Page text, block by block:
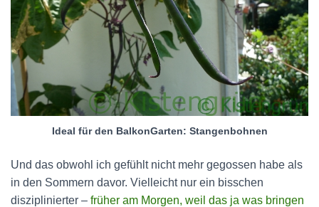
Ideal für den BalkonGarten: Stangenbohnen
Und das obwohl ich gefühlt nicht mehr gegossen habe als
in den Sommern davor. Vielleicht nur ein bisschen
disziplinierter – früher am Morgen, weil das ja was bringen